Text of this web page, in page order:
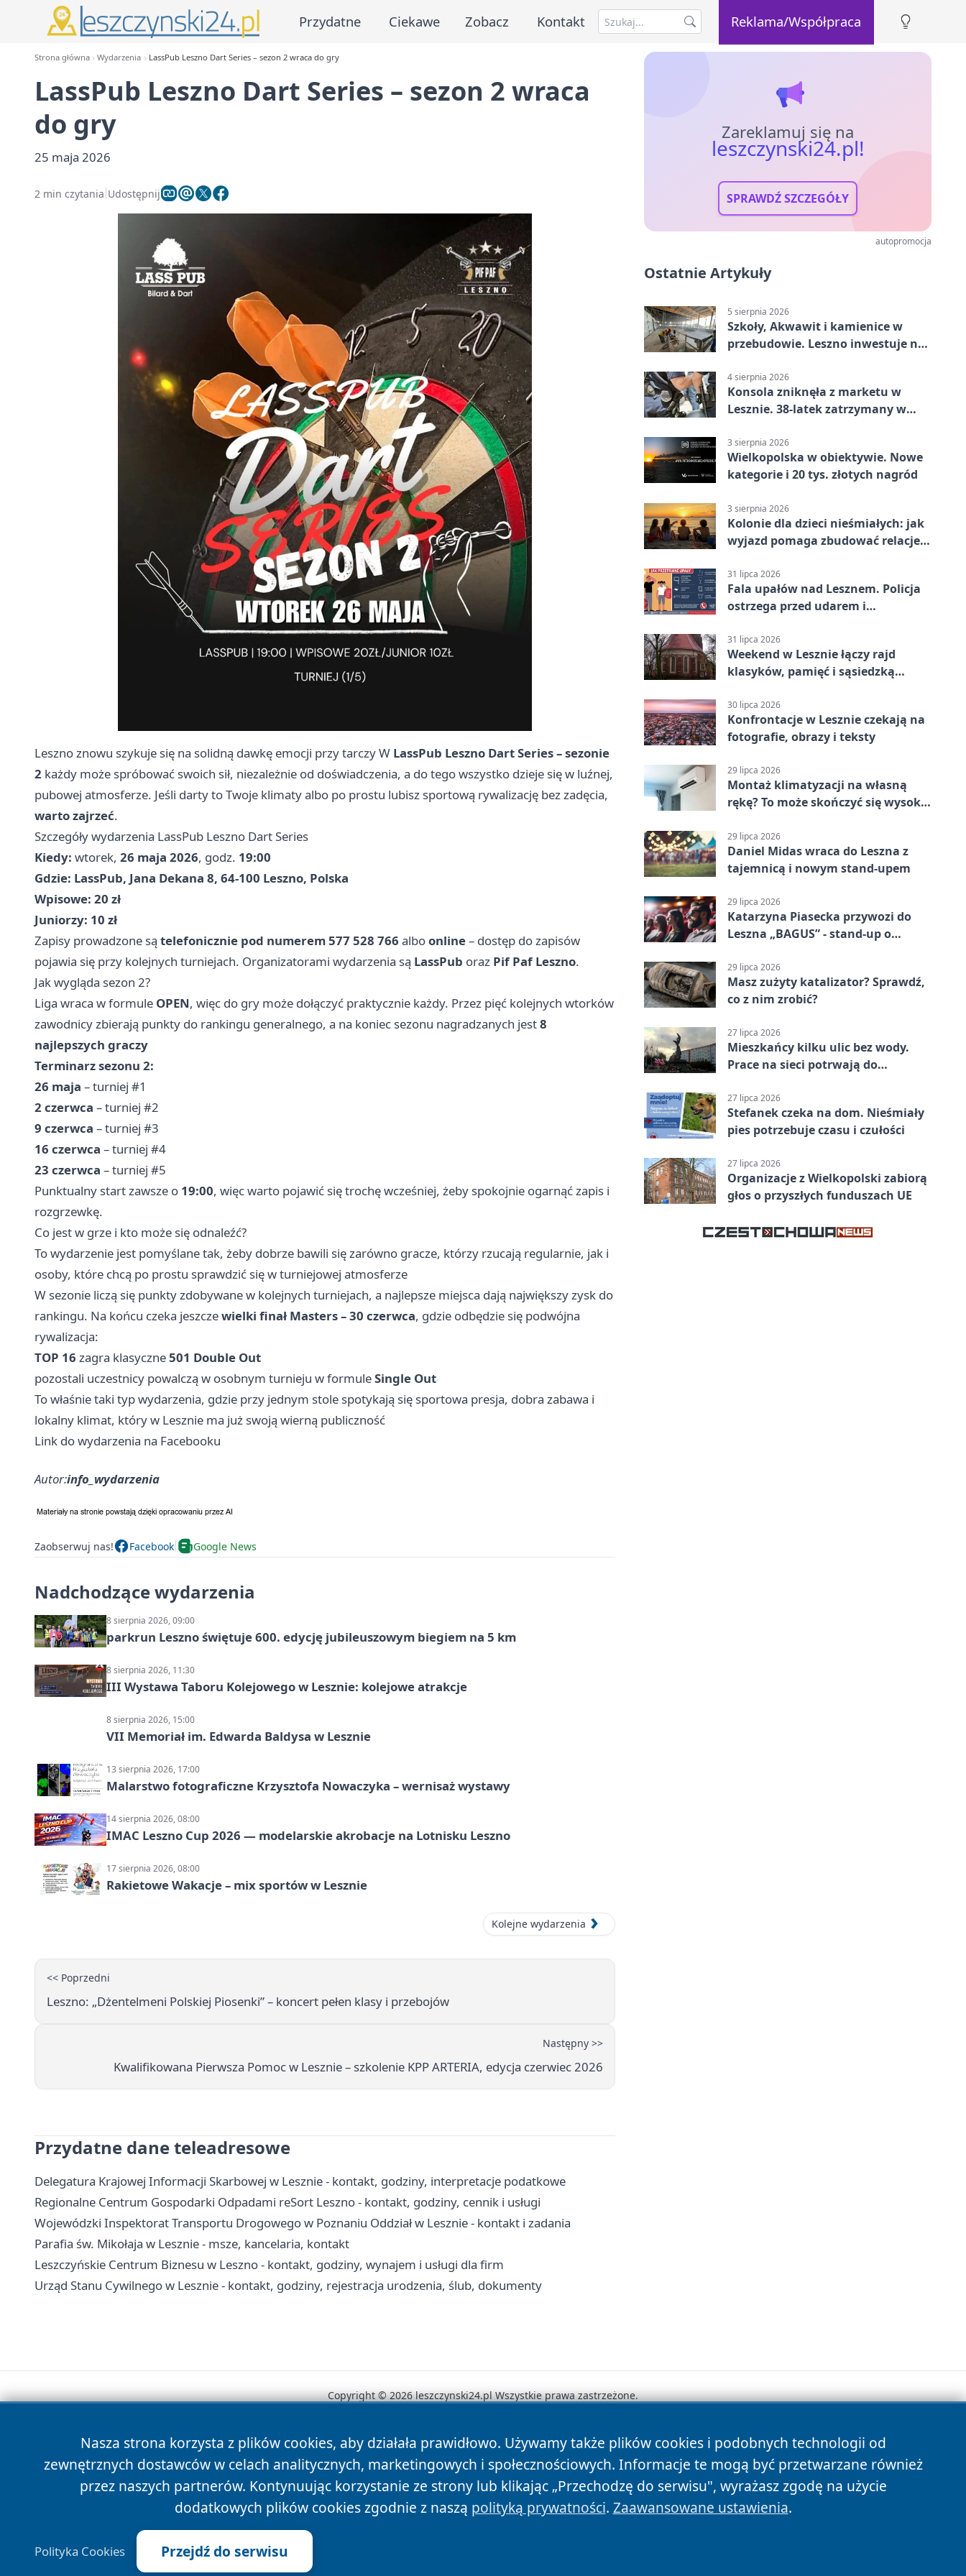
Przydatne Ciekawe Zobacz Kontakt Reklama/Współpraca
Strona główna Wydarzenia LassPub Leszno Dart Series – sezon 2 wraca do gry
LassPub Leszno Dart Series – sezon 2 wraca
do gry
25 maja 2026
2 min czytania Udostępnij
Leszno znowu szykuje się na solidną dawkę emocji przy tarczy W LassPub Leszno Dart Series – sezonie
2 każdy może spróbować swoich sił, niezależnie od doświadczenia, a do tego wszystko dzieje się w luźnej,
pubowej atmosferze. Jeśli darty to Twoje klimaty albo po prostu lubisz sportową rywalizację bez zadęcia,
warto zajrzeć.
Szczegóły wydarzenia LassPub Leszno Dart Series
Kiedy: wtorek, 26 maja 2026, godz. 19:00
Gdzie: LassPub, Jana Dekana 8, 64-100 Leszno, Polska
Wpisowe: 20 zł
Juniorzy: 10 zł
Zapisy prowadzone są telefonicznie pod numerem 577 528 766 alboonline– dostęp do zapisów
pojawia się przy kolejnych turniejach. Organizatorami wydarzenia są LassPub oraz Pif Paf Leszno.
Jak wygląda sezon 2?
Liga wraca w formule OPEN, więc do gry może dołączyć praktycznie każdy. Przez pięć kolejnych wtorków
zawodnicy zbierają punkty do rankingu generalnego, a na koniec sezonu nagradzanych jest8
najlepszych graczy
Terminarz sezonu 2:
26 maja – turniej #1
2 czerwca – turniej #2
9 czerwca – turniej #3
16 czerwca – turniej #4
23 czerwca – turniej #5
Punktualny start zawsze o 19:00, więc warto pojawić się trochę wcześniej, żeby spokojnie ogarnąć zapis i
rozgrzewkę.
Co jest w grze i kto może się odnaleźć?
To wydarzenie jest pomyślane tak, żeby dobrze bawili się zarówno gracze, którzy rzucają regularnie, jak i
osoby, które chcą po prostu sprawdzić się w turniejowej atmosferze
W sezonie liczą się punkty zdobywane w kolejnych turniejach, a najlepsze miejsca dają największy zysk do
rankingu. Na końcu czeka jeszczewielki finał Masters – 30 czerwca, gdzie odbędzie się podwójna
rywalizacja:
TOP 16 zagra klasyczne501 Double Out
pozostali uczestnicy powalczą w osobnym turnieju w formuleSingle Out
To właśnie taki typ wydarzenia, gdzie przy jednym stole spotykają się sportowa presja, dobra zabawa i
lokalny klimat, który w Lesznie ma już swoją wierną publiczność
Link do wydarzenia na Facebooku
Autor:info_wydarzenia
Zaobserwuj nas! Facebook Google News
Nadchodzące wydarzenia
8 sierpnia 2026, 09:00
parkrun Leszno świętuje 600. edycję jubileuszowym biegiem na 5 km
8 sierpnia 2026, 11:30
III Wystawa Taboru Kolejowego w Lesznie: kolejowe atrakcje
8 sierpnia 2026, 15:00
VII Memoriał im. Edwarda Baldysa w Lesznie
13 sierpnia 2026, 17:00
Malarstwo fotograficzne Krzysztofa Nowaczyka – wernisaż wystawy
14 sierpnia 2026, 08:00
IMAC Leszno Cup 2026 — modelarskie akrobacje na Lotnisku Leszno
17 sierpnia 2026, 08:00
Rakietowe Wakacje – mix sportów w Lesznie
Kolejne wydarzenia
<< Poprzedni
Leszno: „Dżentelmeni Polskiej Piosenki” – koncert pełen klasy i przebojów
Następny >>
Kwalifikowana Pierwsza Pomoc w Lesznie – szkolenie KPP ARTERIA, edycja czerwiec 2026
Przydatne dane teleadresowe
Delegatura Krajowej Informacji Skarbowej w Lesznie - kontakt, godziny, interpretacje podatkowe
Regionalne Centrum Gospodarki Odpadami reSort Leszno - kontakt, godziny, cennik i usługi
Wojewódzki Inspektorat Transportu Drogowego w Poznaniu Oddział w Lesznie - kontakt i zadania
Parafia św. Mikołaja w Lesznie - msze, kancelaria, kontakt
Leszczyńskie Centrum Biznesu w Leszno - kontakt, godziny, wynajem i usługi dla firm
Urząd Stanu Cywilnego w Lesznie - kontakt, godziny, rejestracja urodzenia, ślub, dokumenty
Zareklamuj się na
leszczynski24.pl!
SPRAWDŹ SZCZEGÓŁY
autopromocja
Ostatnie Artykuły
5 sierpnia 2026
Szkoły, Akwawit i kamienice w
przebudowie. Leszno inwestuje na
4 sierpnia 2026
Konsola zniknęła z marketu w
Lesznie. 38-latek zatrzymany w
3 sierpnia 2026
Wielkopolska w obiektywie. Nowe
kategorie i 20 tys. złotych nagród
3 sierpnia 2026
Kolonie dla dzieci nieśmiałych: jak
wyjazd pomaga zbudować relacje z
31 lipca 2026
Fala upałów nad Lesznem. Policja
ostrzega przed udarem i
31 lipca 2026
Weekend w Lesznie łączy rajd
klasyków, pamięć i sąsiedzką
30 lipca 2026
Konfrontacje w Lesznie czekają na
fotografie, obrazy i teksty
29 lipca 2026
Montaż klimatyzacji na własną
rękę? To może skończyć się wysoką
29 lipca 2026
Daniel Midas wraca do Leszna z
tajemnicą i nowym stand-upem
29 lipca 2026
Katarzyna Piasecka przywozi do
Leszna „BAGUS” - stand-up o
29 lipca 2026
Masz zużyty katalizator? Sprawdź,
co z nim zrobić?
27 lipca 2026
Mieszkańcy kilku ulic bez wody.
Prace na sieci potrwają do
27 lipca 2026
Stefanek czeka na dom. Nieśmiały
pies potrzebuje czasu i czułości
27 lipca 2026
Organizacje z Wielkopolski zabiorą
głos o przyszłych funduszach UE
Nasza strona korzysta z plików cookies, aby działała prawidłowo. Używamy także plików cookies i podobnych technologii od
zewnętrznych dostawców w celach analitycznych, marketingowych i społecznościowych. Informacje te mogą być przetwarzane również
przez naszych partnerów. Kontynuując korzystanie ze strony lub klikając „Przechodzę do serwisu", wyrażasz zgodę na użycie
dodatkowych plików cookies zgodnie z naszą polityką prywatności. Zaawansowane ustawienia.
Polityka Cookies Przejdź do serwisu
Copyright © 2026 leszczynski24.pl Wszystkie prawa zastrzeżone.
News Autorzy Polityka Prywatności Polityka Cookies